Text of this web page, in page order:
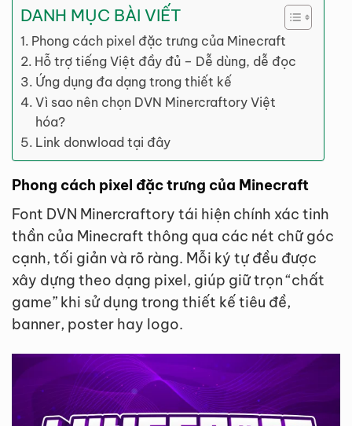
DANH MỤC BÀI VIẾT
Phong cách pixel đặc trưng của Minecraft
Hỗ trợ tiếng Việt đầy đủ – Dễ dùng, dễ đọc
Ứng dụng đa dạng trong thiết kế
Vì sao nên chọn DVN Minercraftory Việt
hóa?
Link donwload tại đây
Phong cách pixel đặc trưng của Minecraft
Font DVN Minercraftory tái hiện chính xác tinh
thần của Minecraft thông qua các nét chữ góc
cạnh, tối giản và rõ ràng. Mỗi ký tự đều được
xây dựng theo dạng pixel, giúp giữ trọn “chất
game” khi sử dụng trong thiết kế tiêu đề,
banner, poster hay logo.